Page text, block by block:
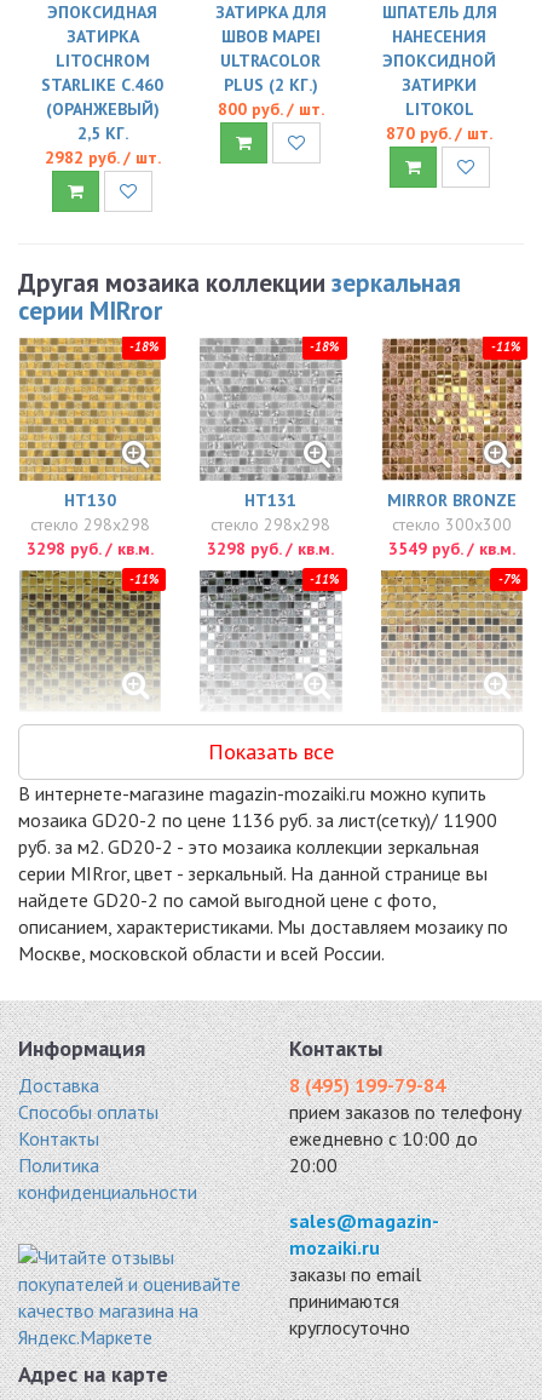
ЭПОКСИДНАЯ
ЗАТИРКА
LITOCHROM
STARLIKE C.460
(ОРАНЖЕВЫЙ)
2,5 КГ.
2982 руб. / шт.
ЗАТИРКА ДЛЯ
ШВОВ MAPEI
ULTRACOLOR
PLUS (2 КГ.)
800 руб. / шт.
ШПАТЕЛЬ ДЛЯ
НАНЕСЕНИЯ
ЭПОКСИДНОЙ
ЗАТИРКИ
LITOKOL
870 руб. / шт.
Другая мозаика коллекции зеркальная
серии MIRror
-18%
HT130
стекло 298x298
3298 руб. / кв.м.
-18%
HT131
стекло 298x298
3298 руб. / кв.м.
-11%
MIRROR BRONZE
стекло 300x300
3549 руб. / кв.м.
-11%
MIRROR GOLD
3549 руб. / кв.м.
-11%
MIRROR
стекло 300x300
4015 руб. / кв.м.
-7%
PIX710
300x300
4464 руб. / кв.м.
стекло 310x310
5100 руб. / кв.м.
стекло 300x300
5148 руб. / кв.м.
стекло 286x320
5525 руб. / кв.м.
-15%
SD42-2
стекло 328x328
5610 руб. / кв.м.
-15%
SH74-5
стекло 286x286
5610 руб. / кв.м.
-15%
S20
стекло 328x328
5780 руб. / кв.м.
-15% -15% -15%
Показать все
В интернете-магазине magazin-mozaiki.ru можно купить
мозаика GD20-2 по цене 1136 руб. за лист(сетку)/ 11900
руб. за м2. GD20-2 - это мозаика коллекции зеркальная
серии MIRror, цвет - зеркальный. На данной странице вы
найдете GD20-2 по самой выгодной цене с фото,
описанием, характеристиками. Мы доставляем мозаику по
Москве, московской области и всей России.
Информация
Доставка
Способы оплаты
Контакты
Политика
конфиденциальности
Контакты
8 (495) 199-79-84
прием заказов по телефону
ежедневно с 10:00 до
20:00
sales@magazin-
mozaiki.ru
заказы по email
принимаются
круглосуточно
Адрес на карте